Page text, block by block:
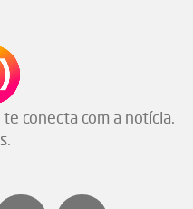
conecta com a notícia.